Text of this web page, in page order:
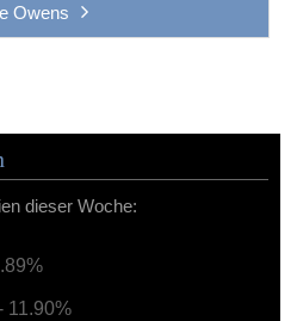
Owens
dieser Woche:
11.90%